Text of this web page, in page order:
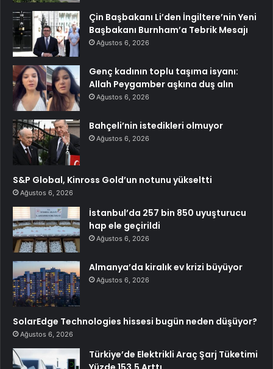
Çin Başbakanı Li’den İngiltere’nin Yeni
Başbakanı Burnham’a Tebrik Mesajı
Ağustos 6, 2026
Genç kadının toplu taşıma isyanı:
Allah Peygamber aşkına duş alın
Ağustos 6, 2026
Bahçeli’nin istedikleri olmuyor
Ağustos 6, 2026
S&P Global, Kinross Gold’un notunu yükseltti
Ağustos 6, 2026
İstanbul’da 257 bin 850 uyuşturucu
hap ele geçirildi
Ağustos 6, 2026
Almanya’da kiralık ev krizi büyüyor
Ağustos 6, 2026
SolarEdge Technologies hissesi bugün neden düşüyor?
Ağustos 6, 2026
Türkiye’de Elektrikli Araç Şarj Tüketimi